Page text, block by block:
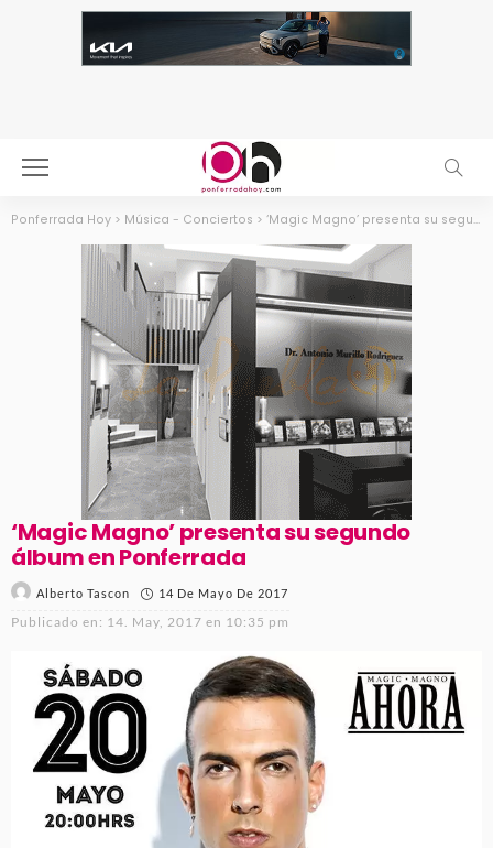
Ponferrada Hoy > Música - Conciertos > ‘Magic Magno’ presenta su segundo álbum en Ponferrada
‘Magic Magno’ presenta su segundo
álbum en Ponferrada
Alberto Tascon 14 De Mayo De 2017
Publicado en: 14. May, 2017 en 10:35 pm